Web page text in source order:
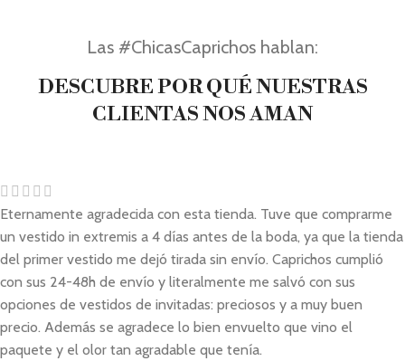
Las #ChicasCaprichos hablan:
DESCUBRE POR QUÉ NUESTRAS
CLIENTAS NOS AMAN
Eternamente agradecida con esta tienda. Tuve que comprarme
un vestido in extremis a 4 días antes de la boda, ya que la tienda
del primer vestido me dejó tirada sin envío. Caprichos cumplió
con sus 24-48h de envío y literalmente me salvó con sus
opciones de vestidos de invitadas: preciosos y a muy buen
precio. Además se agradece lo bien envuelto que vino el
paquete y el olor tan agradable que tenía.